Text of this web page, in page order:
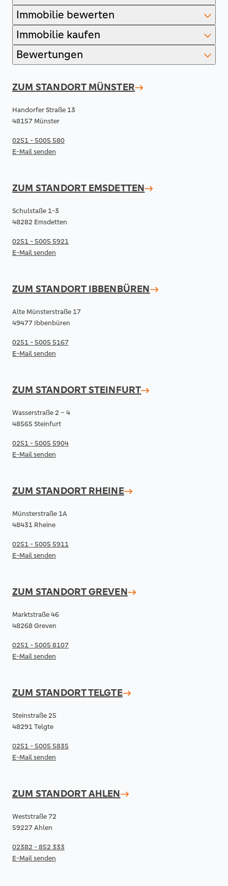
Immobilie bewerten
Immobilie kaufen
Bewertungen
ZUM STANDORT MÜNSTER
Handorfer Straße 13
48157 Münster
0251 - 5005 580
E-Mail senden
ZUM STANDORT EMSDETTEN
Schulstaße 1-3
48282 Emsdetten
0251 - 5005 5921
E-Mail senden
ZUM STANDORT IBBENBÜREN
Alte Münsterstraße 17
49477 Ibbenbüren
0251 - 5005 5167
E-Mail senden
ZUM STANDORTSTEINFURT
Wasserstraße 2 – 4
48565 Steinfurt
0251 - 5005 5904
E-Mail senden
ZUM STANDORT RHEINE
Münsterstraße 1A
48431 Rheine
0251 - 5005 5911
E-Mail senden
ZUM STANDORTGREVEN
Marktstraße 46
48268 Greven
0251 - 5005 8107
E-Mail senden
ZUM STANDORTTELGTE
Steinstraße 25
48291 Telgte
0251 - 5005 5835
E-Mail senden
ZUM STANDORTAHLEN
Weststraße 72
59227 Ahlen
02382 - 852 333
E-Mail senden